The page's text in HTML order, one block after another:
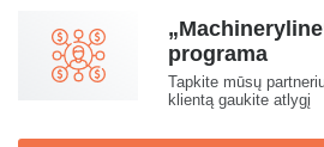
programa
Tapkite mūsų
klientą gaukite atlygį